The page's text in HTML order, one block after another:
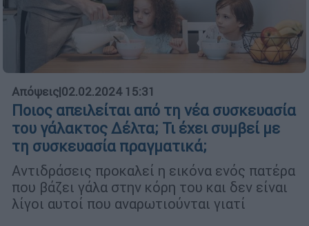
Απόψεις|02.02.2024 15:31
Ποιος απειλείται από τη νέα συσκευασία
του γάλακτος Δέλτα; Τι έχει συμβεί με
τη συσκευασία πραγματικά;
Αντιδράσεις προκαλεί η εικόνα ενός πατέρα
που βάζει γάλα στην κόρη του και δεν είναι
λίγοι αυτοί που αναρωτιούνται γιατί